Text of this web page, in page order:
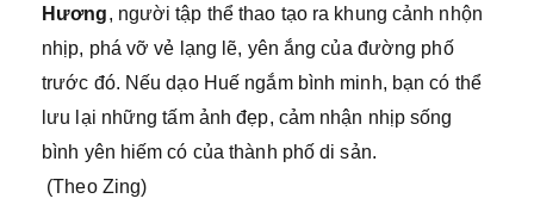
Hương, người tập thể thao tạo ra khung cảnh nhộn
nhịp, phá vỡ vẻ lạng lẽ, yên ắng của đường phố
trước đó. Nếu dạo Huế ngắm bình minh, bạn có thể
lưu lại những tấm ảnh đẹp, cảm nhận nhịp sống
bình yên hiếm có của thành phố di sản.
(Theo Zing)